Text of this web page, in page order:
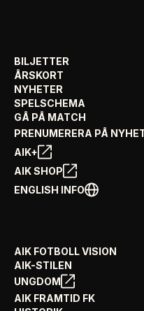
BILJETTER
ÅRSKORT
NYHETER
SPELSCHEMA
GÅ PÅ MATCH
PRENUMERERA PÅ
AIK+
AIK SHOP
ENGLISH INFO
AIK FOTBOLL VISION
AIK-STILEN
UNGDOM
AIK FRAMTID FK